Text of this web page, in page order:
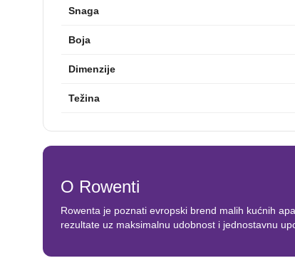
Snaga
Boja
Dimenzije
Težina
O Rowenti
Rowenta je poznati evropski brend malih kućnih
rezultate uz maksimalnu udobnost i jednostavnu